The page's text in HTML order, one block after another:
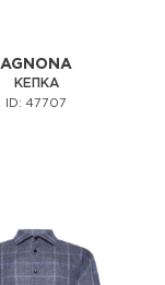
AGNONA
КЕПКА
ID: 47707